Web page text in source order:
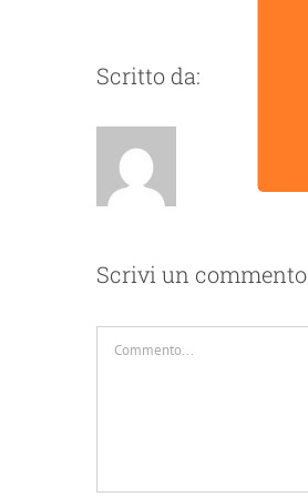
Scritto da:
Scrivi un commento